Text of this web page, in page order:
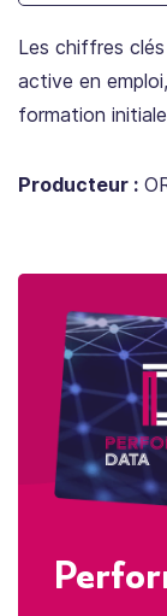
Les chiffres
active en
formation initiale
Producteur :